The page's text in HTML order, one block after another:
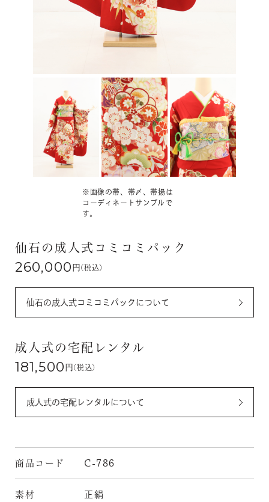
※画像の帯、帯〆、帯揚は
コーディネートサンプルで
す。
仙石の成人式コミコミパック
260,000 円 (税込)
仙石の成人式コミコミパックについて
成人式の宅配レンタル
181,500 円 (税込)
成人式の宅配レンタルについて
商品コード C-786
素材 正絹